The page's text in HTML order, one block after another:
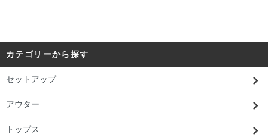
カテゴリーから探す
セットアップ
アウター
トップス